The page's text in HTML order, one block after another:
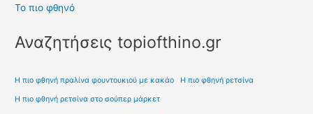
Το πιο φθηνό
Αναζητήσεις topiofthino.gr
Η πιο φθηνή πραλίνα φουντουκιού με κακάο Η πιο φθηνή ρετσίνα
Η πιο φθηνή ρετσίνα στο σούπερ μάρκετ